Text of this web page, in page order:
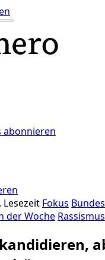
abonnieren
Lesezeit Fokus
der Woche Rassismus